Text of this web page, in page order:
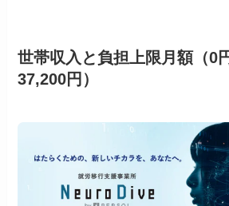
世帯収入と負担上限月額（0
37,200円）